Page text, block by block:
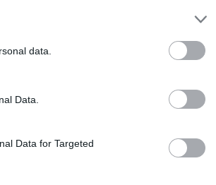
data.
Data.
Data for Targeted